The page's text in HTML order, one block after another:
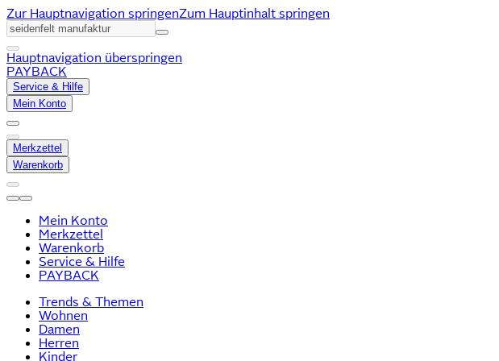
Zur Hauptnavigation springenZum Hauptinhalt springen
Hauptnavigation überspringen
PAYBACK
Service & Hilfe
Mein Konto
Merkzettel
Warenkorb
Mein Konto
Merkzettel
Warenkorb
Service & Hilfe
PAYBACK
Trends & Themen
Wohnen
Damen
Herren
Kinder